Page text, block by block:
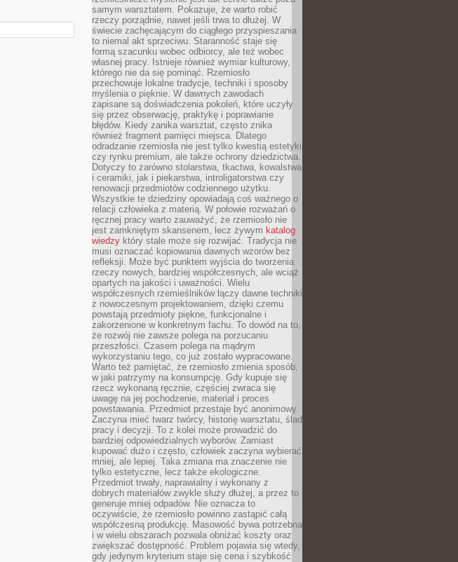
samym warsztatem. Pokazuje, że warto robić
rzeczy porządnie, nawet jeśli trwa to dłużej. W
świecie zachęcającym do ciągłego przyspieszania
to niemal akt sprzeciwu. Staranność staje się
formą szacunku wobec odbiorcy, ale też wobec
własnej pracy. Istnieje również wymiar kulturowy,
którego nie da się pominąć. Rzemiosło
przechowuje lokalne tradycje, techniki i sposoby
myślenia o pięknie. W dawnych zawodach
zapisane są doświadczenia pokoleń, które uczyły
się przez obserwację, praktykę i poprawianie
błędów. Kiedy zanika warsztat, często znika
również fragment pamięci miejsca. Dlatego
odradzanie rzemiosła nie jest tylko kwestią estetyki
czy rynku premium, ale także ochrony dziedzictwa.
Dotyczy to zarówno stolarstwa, tkactwa, kowalstwa
i ceramiki, jak i piekarstwa, introligatorstwa czy
renowacji przedmiotów codziennego użytku.
Wszystkie te dziedziny opowiadają coś ważnego o
relacji człowieka z materią. W połowie rozważań o
ręcznej pracy warto zauważyć, że rzemiosło nie
jest zamkniętym skansenem, lecz żywym katalog
wiedzy który stale może się rozwijać. Tradycja nie
musi oznaczać kopiowania dawnych wzorów bez
refleksji. Może być punktem wyjścia do tworzenia
rzeczy nowych, bardziej współczesnych, ale wciąż
opartych na jakości i uważności. Wielu
współczesnych rzemieślników łączy dawne techniki
z nowoczesnym projektowaniem, dzięki czemu
powstają przedmioty piękne, funkcjonalne i
zakorzenione w konkretnym fachu. To dowód na to,
że rozwój nie zawsze polega na porzucaniu
przeszłości. Czasem polega na mądrym
wykorzystaniu tego, co już zostało wypracowane.
Warto też pamiętać, że rzemiosło zmienia sposób,
w jaki patrzymy na konsumpcję. Gdy kupuje się
rzecz wykonaną ręcznie, częściej zwraca się
uwagę na jej pochodzenie, materiał i proces
powstawania. Przedmiot przestaje być anonimowy.
Zaczyna mieć twarz twórcy, historię warsztatu, ślad
pracy i decyzji. To z kolei może prowadzić do
bardziej odpowiedzialnych wyborów. Zamiast
kupować dużo i często, człowiek zaczyna wybierać
mniej, ale lepiej. Taka zmiana ma znaczenie nie
tylko estetyczne, lecz także ekologiczne.
Przedmiot trwały, naprawialny i wykonany z
dobrych materiałów zwykle służy dłużej, a przez to
generuje mniej odpadów. Nie oznacza to
oczywiście, że rzemiosło powinno zastąpić całą
współczesną produkcję. Masowość bywa potrzebna
i w wielu obszarach pozwala obniżać koszty oraz
zwiększać dostępność. Problem pojawia się wtedy,
gdy jedynym kryterium staje się cena i szybkość